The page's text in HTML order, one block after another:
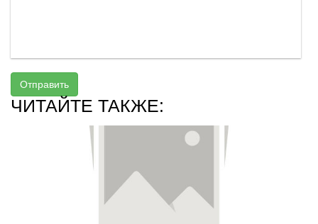
Отправить
ЧИТАЙТЕ ТАКЖЕ: